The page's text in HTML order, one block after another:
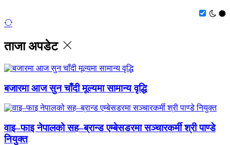
ताजा अपडेट
बजारमा आज सुन चाँदी मूल्यमा सामान्य वृद्धि
वाइ–फाइ नेपालको सह–ब्रान्ड एम्बेसडरमा सञ्चारकर्मी श्री पाण्डे
नियुक्त